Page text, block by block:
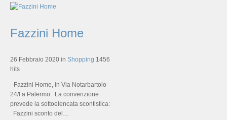
Fazzini Home
26 Febbraio 2020 in Shopping 1456
hits
- Fazzini Home, in Via Notarbartolo
24/l a Palermo La convenzione
prevede la sottoelencata scontistica:
Fazzini sconto del…